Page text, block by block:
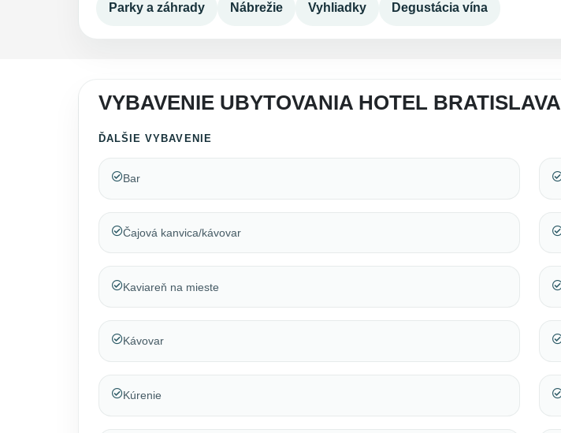
Parky a záhrady Nábrežie Vyhliadky Degustácia vína
VYBAVENIE UBYTOVANIA HOTEL BRATISLAVA
ĎALŠIE VYBAVENIE
Bar
Čajová kanvica/kávovar
Kaviareň na mieste
Kávovar
Kúrenie